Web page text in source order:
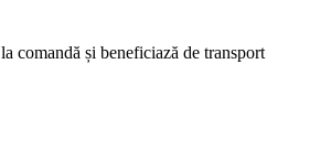
la comandă și beneficiază de transport